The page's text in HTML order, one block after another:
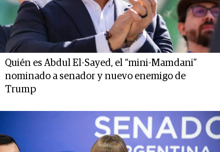
Quién es Abdul El-Sayed, el “mini-Mamdani”
nominado a senador y nuevo enemigo de
Trump